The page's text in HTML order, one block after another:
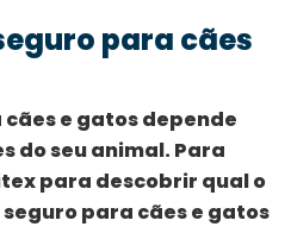
para cães
e gatos depende
do seu animal. Para
para descobrir qual o
para cães e gatos